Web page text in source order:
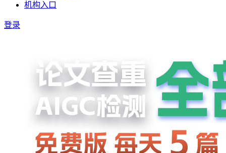
机构入口
登录